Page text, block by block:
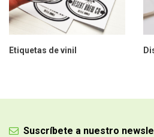
Etiquetas de vinil
Suscríbete a nuestro